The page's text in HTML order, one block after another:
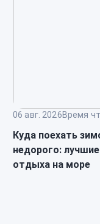
06 авг. 2026Время
Куда поехать
недорого:
отдыха на море